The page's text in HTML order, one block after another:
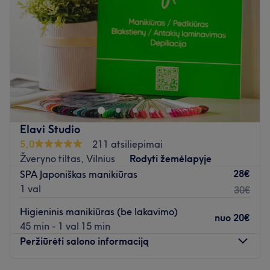
Penktadienis
Šeštadienis
09:00–
Sekmadienis
Uždaryta
Atidaryti salono profilį
Elavi Studio
5,0
211 atsiliepimai
Žveryno tiltas, Vilnius
Rodyti žemėlapyje
SPA Japoniškas manikiūras
1 val
28€
30€
Higieninis manikiūras (be lakavimo)
45 min - 1 val 15 min
nuo 20€
Peržiūrėti salono informaciją